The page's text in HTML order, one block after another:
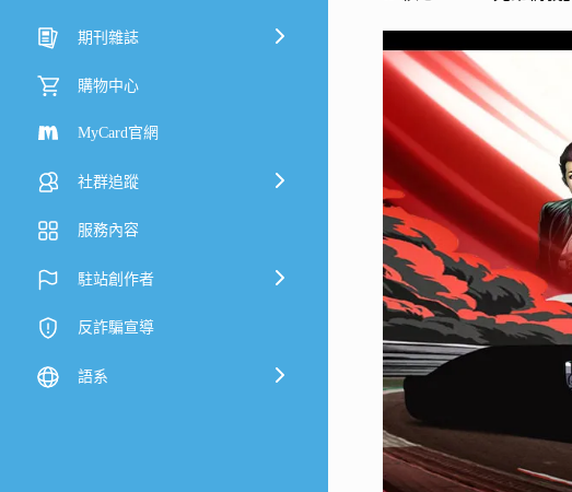
期刊雜誌
購物中心
MyCard官網
社群追蹤
服務內容
駐站創作者
反詐騙宣導
語系